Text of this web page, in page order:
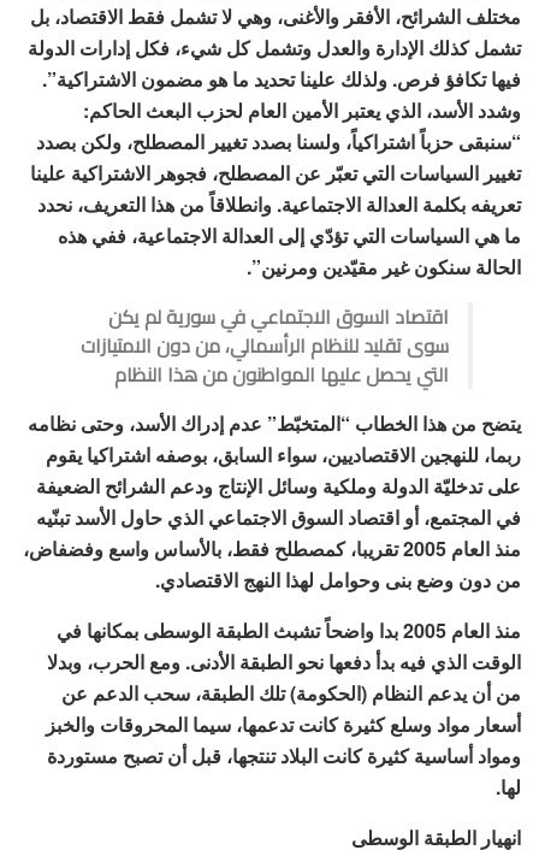
مختلف الشرائح، الأفقر والأغنى، وهي لا تشمل فقط الاقتصاد، بل
تشمل كذلك الإدارة والعدل وتشمل كل شيء، فكل إدارات الدولة
فيها تكافؤ فرص. ولذلك علينا تحديد ما هو مضمون الاشتراكية”.
وشدد الأسد، الذي يعتبر الأمين العام لحزب البعث الحاكم:
“سنبقى حزباً اشتراكياً، ولسنا بصدد تغيير المصطلح، ولكن بصدد
تغيير السياسات التي تعبّر عن المصطلح، فجوهر الاشتراكية علينا
تعريفه بكلمة العدالة الاجتماعية. وانطلاقاً من هذا التعريف، نحدد
ما هي السياسات التي تؤدّي إلى العدالة الاجتماعية، ففي هذه
الحالة سنكون غير مقيّدين ومرنين”.
اقتصاد السوق الاجتماعي في سورية لم يكن
سوى تقليد للنظام الرأسمالي، من دون الامتيازات
التي يحصل عليها المواطنون من هذا النظام
يتضح من هذا الخطاب “المتخبّط” عدم إدراك الأسد، وحتى نظامه
ربما، للنهجين الاقتصاديين، سواء السابق، بوصفه اشتراكيا يقوم
على تدخليّة الدولة وملكية وسائل الإنتاج ودعم الشرائح الضعيفة
في المجتمع، أو اقتصاد السوق الاجتماعي الذي حاول الأسد تبنّيه
منذ العام 2005 تقريبا، كمصطلح فقط، بالأساس واسع وفضفاض،
من دون وضع بنى وحوامل لهذا النهج الاقتصادي.
منذ العام 2005 بدا واضحاً تشبث الطبقة الوسطى بمكانها في
الوقت الذي فيه بدأ دفعها نحو الطبقة الأدنى. ومع الحرب، وبدلا
من أن يدعم النظام (الحكومة) تلك الطبقة، سحب الدعم عن
أسعار مواد وسلع كثيرة كانت تدعمها، سيما المحروقات والخبز
ومواد أساسية كثيرة كانت البلاد تنتجها، قبل أن تصبح مستوردة
لها.
انهيار الطبقة الوسطى